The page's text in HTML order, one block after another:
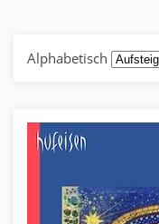
Alphabetisch